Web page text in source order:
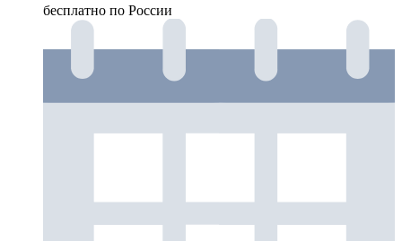
бесплатно по России